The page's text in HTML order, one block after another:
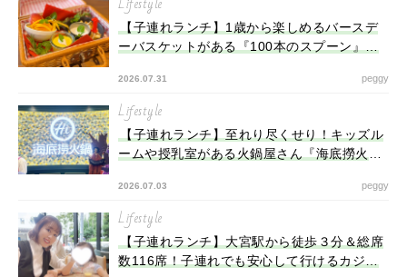
【子連れランチ】1歳から楽しめるバースデ
ーバスケットがある『100本のスプーン』で
2026.07.31 peggy
Lifestyle
【子連れランチ】至れり尽くせり！キッズル
ームや授乳室がある火鍋屋さん『海底撈火
2026.07.03 peggy
Lifestyle
【子連れランチ】大宮駅から徒歩３分＆総席
数116席！子連れでも安心して行けるカジュ